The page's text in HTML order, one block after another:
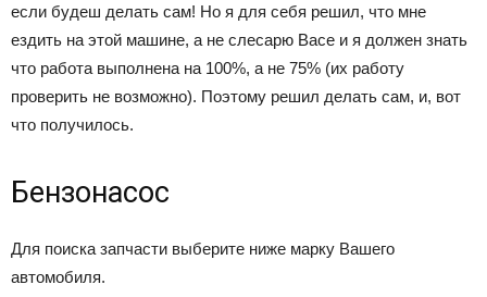
если будеш делать сам! Но я для себя решил, что мне
ездить на этой машине, а не слесарю Васе и я должен знать
что работа выполнена на 100%, а не 75% (их работу
проверить не возможно). Поэтому решил делать сам, и, вот
что получилось.
Бензонасос
Для поиска запчасти выберите ниже марку Вашего
автомобиля.